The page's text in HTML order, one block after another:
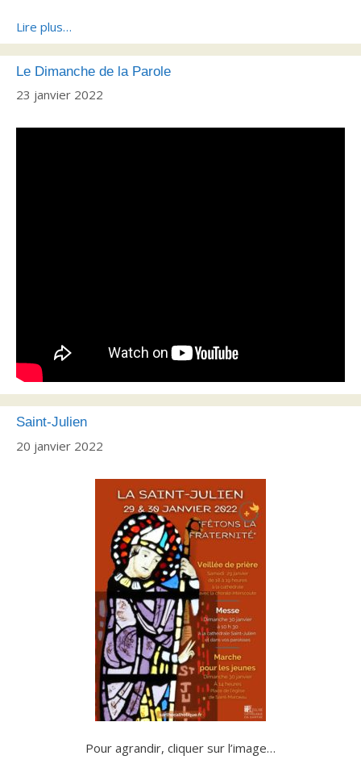
Lire plus…
Le Dimanche de la Parole
23 janvier 2022
Saint-Julien
20 janvier 2022
Pour agrandir, cliquer sur l’image…